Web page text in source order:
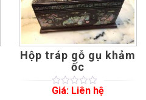
Hộp tráp gỗ gụ khảm
ốc
0
5
0
Giá: Liên hệ